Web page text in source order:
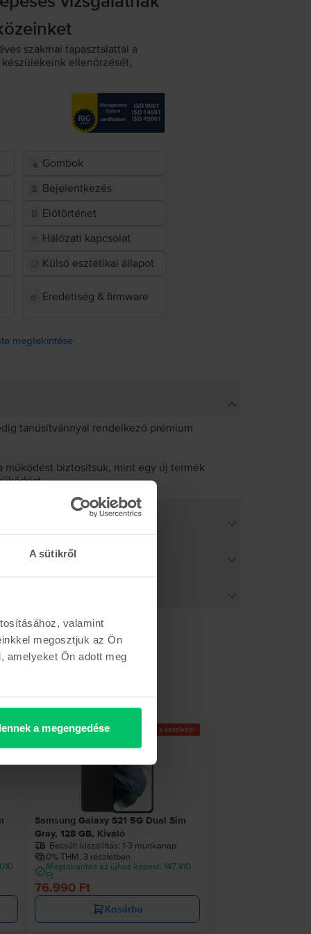
A sütikről
valamint
megosztjuk az Ön
amelyeket Ön adott meg
a megengedése
szakmai tapasztalattal a
ellenőrzését,
Gombok
Bejelentkezés
Előtörténet
Hálózati kapcsolat
Külső esztétikai állapot
Eredetiség & firmware
megtekintése
tanúsítvánnyal rendelkező prémium
biztosítsuk, mint egy új termék
Az utolsó a készletről
Samsung Galaxy S21 5G Dual Sim
Gray, 128 GB, Kiváló
Becsült kiszállítás: 1-3 munkanap
0% THM, 3 részletben
Megtakarítás az újhoz képest: 147.410
Ft
76.990 Ft
Kosárba